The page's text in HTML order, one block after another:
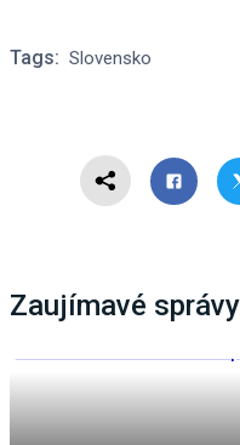
Tags: Slovensko
Zaujímavé správy